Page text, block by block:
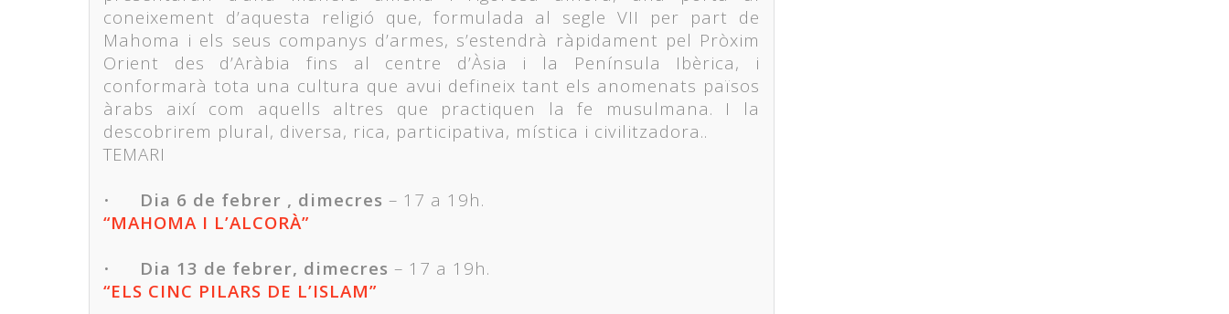
coneixement d’aquesta religió que, formulada al segle VII per part de
Mahoma i els seus companys d’armes, s’estendrà ràpidament pel Pròxim
Orient des d’Aràbia fins al centre d’Àsia i la Península Ibèrica, i
conformarà tota una cultura que avui defineix tant els anomenats països
àrabs així com aquells altres que practiquen la fe musulmana. I la
descobrirem plural, diversa, rica, participativa, mística i civilitzadora..
TEMARI
•
Dia 6 de febrer , dimecres – 17 a 19h.
“MAHOMA I L’ALCORÀ”
•
Dia 13 de febrer, dimecres – 17 a 19h.
“ELS CINC PILARS DE L’ISLAM”